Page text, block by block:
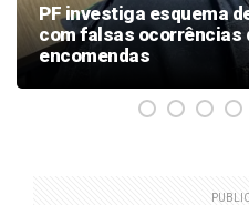
PF investiga esquema
com falsas ocorrências
encomendas